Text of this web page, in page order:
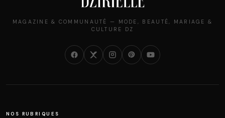
MAGAZINE & COMMUNAUTÉ — MODE, BEAUTÉ, MARIAGE &
CULTURE DZ
NOS RUBRIQUES